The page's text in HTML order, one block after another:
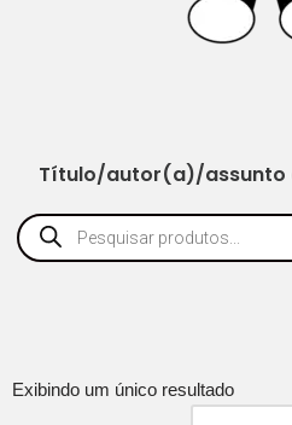
Título/autor(a)/assunto
Exibindo um único resultado